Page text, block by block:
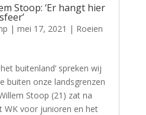
Stoop: ‘Er hangt hier
| mei 17, 2021 | Roeien
buitenland’ spreken wij
buiten onze landsgrenzen
Stoop (21) zat na
WK voor junioren en het